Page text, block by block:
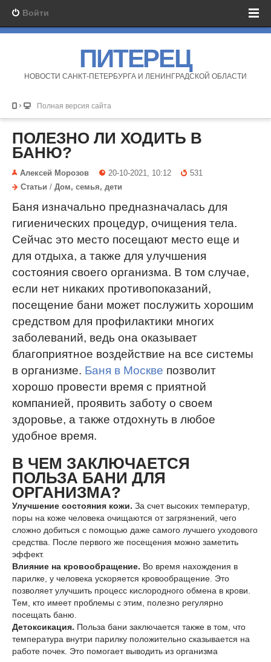
Войти
ПИТЕРЕЦ
НОВОСТИ САНКТ-ПЕТЕРБУРГА И ЛЕНИНГРАДСКОЙ ОБЛАСТИ
Полная версия сайта
ПОЛЕЗНО ЛИ ХОДИТЬ В
БАНЮ?
Алексей Морозов 20-10-2021, 10:12
531
Статьи / Дом, семья, дети
Баня изначально предназначалась для
гигиенических процедур, очищения тела.
Сейчас это место посещают место еще и
для отдыха, а также для улучшения
состояния своего организма. В том случае,
если нет никаких противопоказаний,
посещение бани может послужить хорошим
средством для профилактики многих
заболеваний, ведь она оказывает
благоприятное воздействие на все системы
в организме. Баня в Москве позволит
хорошо провести время с приятной
компанией, проявить заботу о своем
здоровье, а также отдохнуть в любое
удобное время.
В ЧЕМ ЗАКЛЮЧАЕТСЯ
ПОЛЬЗА БАНИ ДЛЯ
ОРГАНИЗМА?
Улучшение состояния кожи. За счет высоких температур,
поры на коже человека очищаются от загрязнений, чего
сложно добиться с помощью даже самого лучшего уходового
средства. После первого же посещения можно заметить
эффект.
Влияние на кровообращение. Во время нахождения в
парилке, у человека ускоряется кровообращение. Это
позволяет улучшить процесс кислородного обмена в крови.
Тем, кто имеет проблемы с этим, полезно регулярно
посещать баню.
Детоксикация. Польза бани заключается также в том, что
температура внутри парилку положительно сказывается на
работе почек. Это помогает выводить из организма